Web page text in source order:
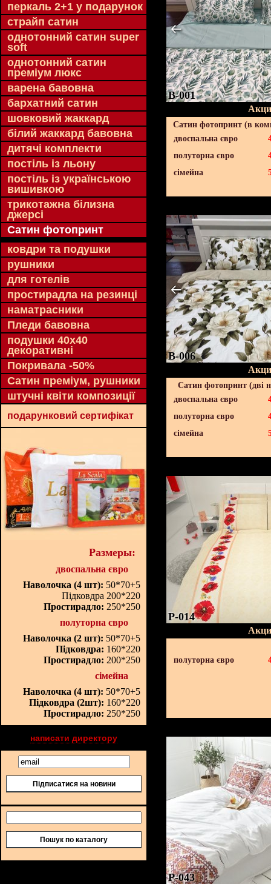
перкаль 2+1 у подарунок
страйп сатин
однотонний сатин super
soft
однотонний сатин
преміум люкс
варена бавовна
бархатний сатин
шовковий жаккард
білий жаккард бавовна
дитячі комплекти
постіль із льону
постіль із українською
вишивкою
трикотажна білизна
джерсі
Сатин фотопринт
ковдри та подушки
рушники
для готелів
простирадла на резинці
наматрасники
Пледи бавовна
подушки 40х40
декоративні
Покривала -50%
Сатин преміум, рушники
штучні квіти композиції
подарунковий сертифікат
Размеры:
двоспальна євро
Наволочка (4 шт): 50*70+5
Підковдра 200*220
Простирадло: 250*250
полуторна євро
Наволочка (2 шт): 50*70+5
Підковдра: 160*220
Простирадло: 200*250
сімейна
Наволочка (4 шт): 50*70+5
Підковдра (2шт): 160*220
Простирадло: 250*250
написати директору
Підписатися на новини
Пошук по каталогу
B-001
Сатин фотопринт (в
двоспальна євро
полуторна євро
сімейна
B-006
Сатин фотопринт (дві
двоспальна євро
полуторна євро
сімейна
P-014
полуторна євро
P-043